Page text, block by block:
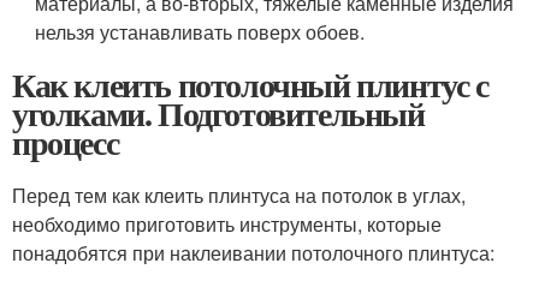
нельзя устанавливать поверх обоев.
Как клеить потолочный плинтус с
уголками. Подготовительный
процесс
Перед тем как клеить плинтуса на потолок в углах,
необходимо приготовить инструменты, которые
понадобятся при наклеивании потолочного плинтуса: